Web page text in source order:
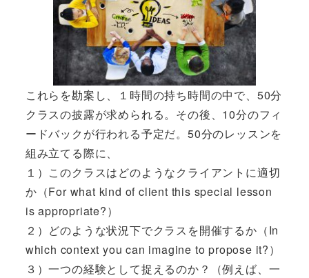
これらを勘案し、１時間の持ち時間の中で、50分
クラスの披露が求められる。その後、10分のフィ
ードバックが行われる予定だ。50分のレッスンを
組み立てる際に、
１）このクラスはどのようなクライアントに適切
か（For what kind of client this special lesson
is appropriate?）
２）どのような状況下でクラスを開催するか（In
which context you can imagine to propose it?）
３）一つの経験として捉えるのか？（例えば、一